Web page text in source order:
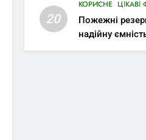
20
КОРИСНЕ ЦІКАВІ
Пожежні
надійну